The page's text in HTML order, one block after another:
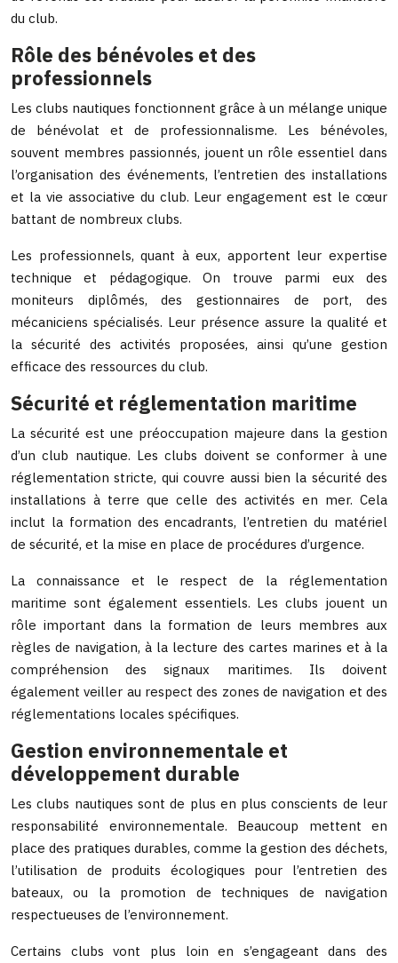
du club.
Rôle des bénévoles et des
professionnels
Les clubs nautiques fonctionnent grâce à un mélange unique
de bénévolat et de professionnalisme. Les bénévoles,
souvent membres passionnés, jouent un rôle essentiel dans
l’organisation des événements, l’entretien des installations
et la vie associative du club. Leur engagement est le cœur
battant de nombreux clubs.
Les professionnels, quant à eux, apportent leur expertise
technique et pédagogique. On trouve parmi eux des
moniteurs diplômés, des gestionnaires de port, des
mécaniciens spécialisés. Leur présence assure la qualité et
la sécurité des activités proposées, ainsi qu’une gestion
efficace des ressources du club.
Sécurité et réglementation maritime
La sécurité est une préoccupation majeure dans la gestion
d’un club nautique. Les clubs doivent se conformer à une
réglementation stricte, qui couvre aussi bien la sécurité des
installations à terre que celle des activités en mer. Cela
inclut la formation des encadrants, l’entretien du matériel
de sécurité, et la mise en place de procédures d’urgence.
La connaissance et le respect de la réglementation
maritime sont également essentiels. Les clubs jouent un
rôle important dans la formation de leurs membres aux
règles de navigation, à la lecture des cartes marines et à la
compréhension des signaux maritimes. Ils doivent
également veiller au respect des zones de navigation et des
réglementations locales spécifiques.
Gestion environnementale et
développement durable
Les clubs nautiques sont de plus en plus conscients de leur
responsabilité environnementale. Beaucoup mettent en
place des pratiques durables, comme la gestion des déchets,
l’utilisation de produits écologiques pour l’entretien des
bateaux, ou la promotion de techniques de navigation
respectueuses de l’environnement.
Certains clubs vont plus loin en s’engageant dans des